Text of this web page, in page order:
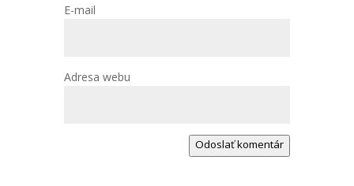
E-mail
Adresa webu
Odoslať komentár